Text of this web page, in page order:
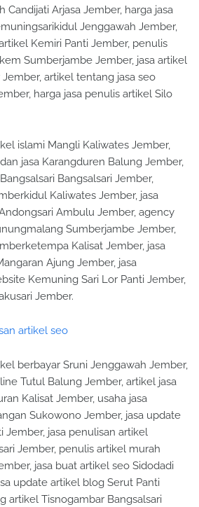
Candijati Arjasa Jember, harga jasa
Jenggawah Jember,
Kemiri Panti Jember, penulis
Sumberjambe Jember, jasa artikel
artikel tentang jasa seo
harga jasa penulis artikel Silo
islami Mangli Kaliwates Jember,
jasa Karangduren Balung Jember,
Bangsalsari Jember,
Kaliwates Jember, jasa
Ambulu Jember, agency
Sumberjambe Jember,
Kalisat Jember, jasa
Ajung Jember, jasa
Kemuning Sari Lor Panti Jember,
Jember.
artikel seo
berbayar Sruni Jenggawah Jember,
Tutul Balung Jember, artikel jasa
Kalisat Jember, usaha jasa
Sukowono Jember, jasa update
Jember, jasa penulisan artikel
Jember, penulis artikel murah
jasa buat artikel seo Sidodadi
update artikel blog Serut Panti
artikel Tisnogambar Bangsalsari